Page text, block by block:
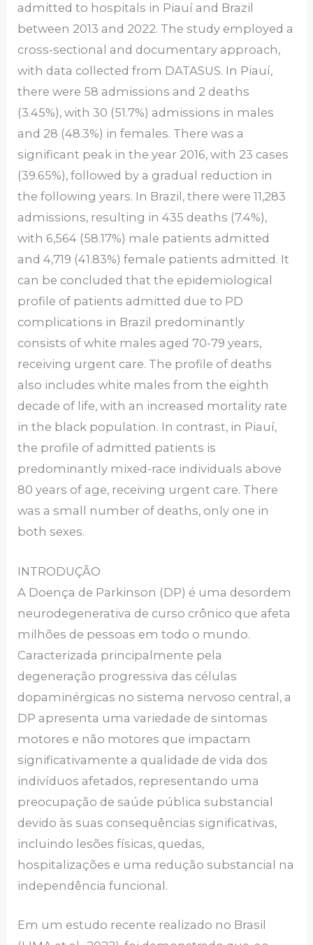
admitted to hospitals in Piauí and Brazil
between 2013 and 2022. The study employed a
cross-sectional and documentary approach,
with data collected from DATASUS. In Piauí,
there were 58 admissions and 2 deaths
(3.45%), with 30 (51.7%) admissions in males
and 28 (48.3%) in females. There was a
significant peak in the year 2016, with 23 cases
(39.65%), followed by a gradual reduction in
the following years. In Brazil, there were 11,283
admissions, resulting in 435 deaths (7.4%),
with 6,564 (58.17%) male patients admitted
and 4,719 (41.83%) female patients admitted. It
can be concluded that the epidemiological
profile of patients admitted due to PD
complications in Brazil predominantly
consists of white males aged 70-79 years,
receiving urgent care. The profile of deaths
also includes white males from the eighth
decade of life, with an increased mortality rate
in the black population. In contrast, in Piauí,
the profile of admitted patients is
predominantly mixed-race individuals above
80 years of age, receiving urgent care. There
was a small number of deaths, only one in
both sexes.
INTRODUÇÃO
A Doença de Parkinson (DP) é uma desordem
neurodegenerativa de curso crônico que afeta
milhões de pessoas em todo o mundo.
Caracterizada principalmente pela
degeneração progressiva das células
dopaminérgicas no sistema nervoso central, a
DP apresenta uma variedade de sintomas
motores e não motores que impactam
significativamente a qualidade de vida dos
indivíduos afetados, representando uma
preocupação de saúde pública substancial
devido às suas consequências significativas,
incluindo lesões físicas, quedas,
hospitalizações e uma redução substancial na
independência funcional.
Em um estudo recente realizado no Brasil